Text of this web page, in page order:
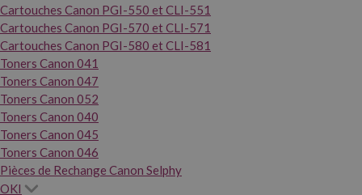
Cartouches Canon PGI-550 et CLI-551
Cartouches Canon PGI-570 et CLI-571
Cartouches Canon PGI-580 et CLI-581
Toners Canon 041
Toners Canon 047
Toners Canon 052
Toners Canon 040
Toners Canon 045
Toners Canon 046
Pièces de Rechange Canon Selphy
OKI